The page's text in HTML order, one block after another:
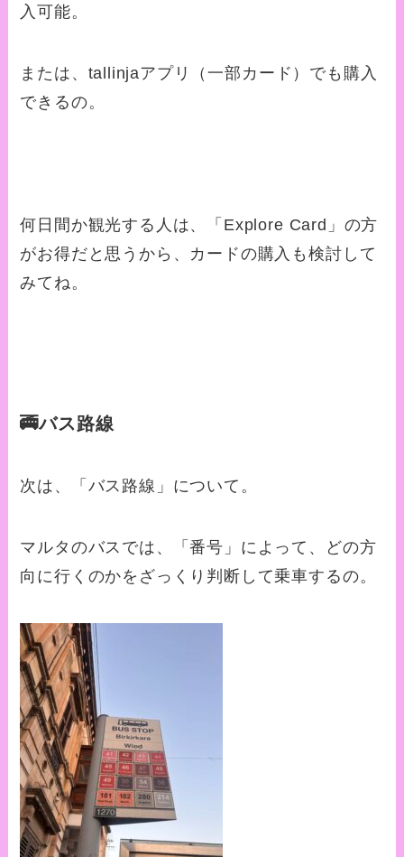
入可能。
または、tallinjaアプリ（一部カード）でも購入
できるの。
何日間か観光する人は、「Explore Card」の方
がお得だと思うから、カードの購入も検討して
みてね。
🚎バス路線
次は、「バス路線」について。
マルタのバスでは、「番号」によって、どの方
向に行くのかをざっくり判断して乗車するの。